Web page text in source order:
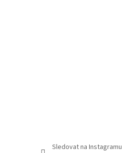
Sledovat na Instagramu